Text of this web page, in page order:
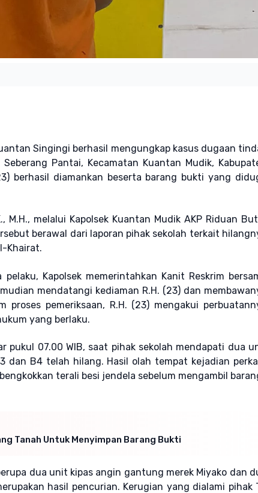
Singingi berhasil mengungkap kasus dugaan
Pantai, Kecamatan Kuantan Mudik,
berhasil diamankan beserta barang bukti yang
M.H., melalui Kapolsek Kuantan Mudik AKP Riduan
berawal dari laporan pihak sekolah terkait
Khairat.
Kapolsek memerintahkan Kanit Reskrim
mendatangi kediaman R.H. (23) dan
pemeriksaan, R.H. (23) mengakui
yang berlaku.
07.00 WIB, saat pihak sekolah mendapati dua
B4 telah hilang. Hasil olah tempat kejadian
terali besi jendela sebelum mengambil
Tanah Untuk Menyimpan Barang Bukti
dua unit kipas angin gantung merek Miyako dan
hasil pencurian. Kerugian yang dialami pihak